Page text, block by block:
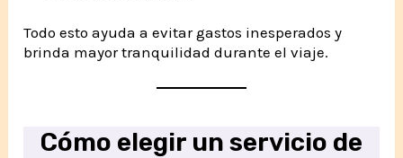
Todo esto ayuda a evitar gastos inesperados y
brinda mayor tranquilidad durante el viaje.
Cómo elegir un servicio de